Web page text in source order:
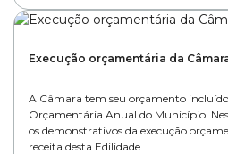
Execução orçamentária da
A Câmara tem seu orçamento
Orçamentária Anual do Município.
os demonstrativos da execução
receita desta Edilidade